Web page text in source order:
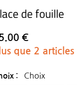
de fouille
€
que 2 articles
: Choix